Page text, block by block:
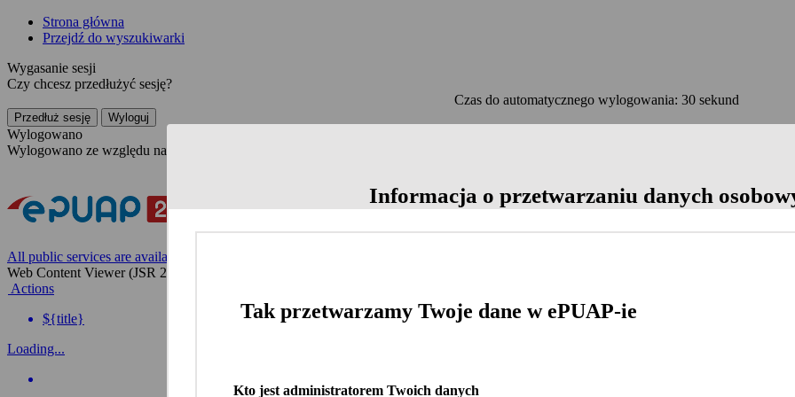
Strona główna
Przejdź do wyszukiwarki
Wygasanie sesji
Czy chcesz przedłużyć sesję?
Czas do automatycznego wylogowania: 30 sekund
Przedłuż sesję Wyloguj
Wylogowano
Wylogowano ze względu na nieaktywność
All public services are available on the Polish website
Informacja o przetwarzaniu danych
Tak przetwarzamy Twoje dane w ePUAP-ie
Kto jest administratorem Twoich danych
Web Content Viewer (JSR 286)
Actions
${title}
Loading...